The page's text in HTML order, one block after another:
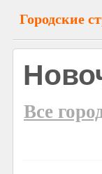
Городские
Все